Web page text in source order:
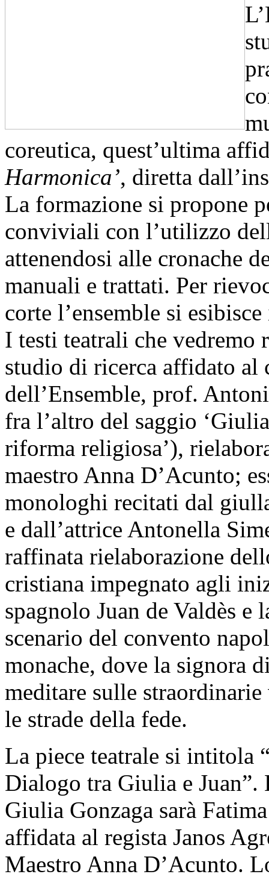
coreutica, quest’ultima
Harmonica’, diretta
La formazione si propone
conviviali con l’utilizzo
attenendosi alle cronache
manuali e trattati. Per
corte l’ensemble si
I testi teatrali che vedremo
studio di ricerca affidato al
dell’Ensemble, prof.
fra l’altro del saggio
riforma religiosa’),
maestro Anna D’Acunto;
monologhi recitati dal
e dall’attrice Antonella
raffinata rielaborazione
cristiana impegnato agli
spagnolo Juan de Valdès e
scenario del convento
monache, dove la signora
meditare sulle
le strade della fede.
La piece teatrale si intitola
Dialogo tra Giulia e Juan”.
Giulia Gonzaga sarà
affidata al regista Janos
Maestro Anna D’Acunto.